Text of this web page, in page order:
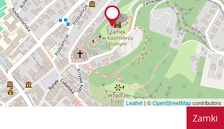
Leaflet | ©OpenStreetMapcontributors
Zamki